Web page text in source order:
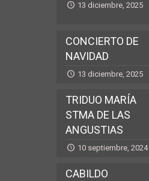
13 diciembre, 2025
CONCIERTO DE
NAVIDAD
13 diciembre, 2025
TRIDUO MARÍA
STMA DE LAS
ANGUSTIAS
10 septiembre, 2024
CABILDO